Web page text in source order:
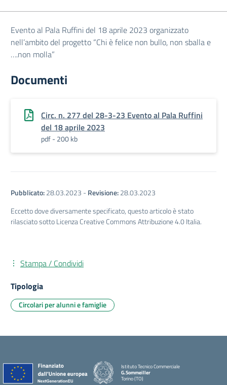
Evento al Pala Ruffini del 18 aprile 2023 organizzato
nell’ambito del progetto “Chi è felice non bullo, non sballa e
….non molla”
Documenti
Circ. n. 277 del 28-3-23 Evento al Pala Ruffini
del 18 aprile 2023
pdf - 200 kb
Pubblicato:28.03.2023 -Revisione:28.03.2023
Eccetto dove diversamente specificato, questo articolo è stato
rilasciato sotto Licenza Creative Commons Attribuzione 4.0 Italia.
Stampa / Condividi
Tipologia
Circolari per alunni e famiglie
Istituto Tecnico Commerciale
G.Sommeiller
Torino (TO)